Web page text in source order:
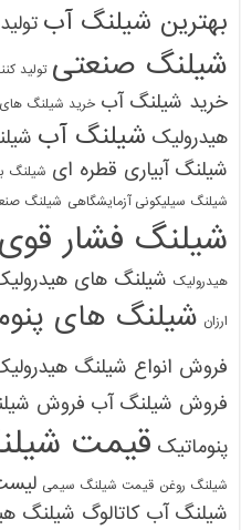
بهترین شیلنگ آب
شیلنگ صنعتی تولید
خرید شیلنگ آب خرید شیلنگ های
هیدرولیک شیلنگ آب
شیلنگ آبیاری قطره ای شیلنگ
شیلنگ سیلیکونی آزمایشگاهی شیلنگ
شیلنگ فشار
هیدرولیک شیلنگ های
ارزان شیلنگ های
فروش انواع شیلنگ
فروش شیلنگ آب فروش
پنوماتیک قیمت
شیلنگ روغن قیمت شیلنگ سیمی
شیلنگ آب کاتالوگ شیلنگ